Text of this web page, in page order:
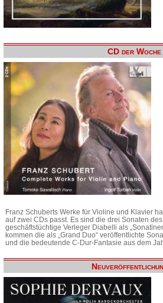
CD der Woche
Franz Schuberts Werke für Violine und Klavier
auf zwei CDs passt. Es sind die drei Sonaten
geschäftstüchtige Verleger Diabelli als
kommen die als „Grand Duo“ veröffentlichte
und die bedeutende C-Dur-Fantasie aus dem